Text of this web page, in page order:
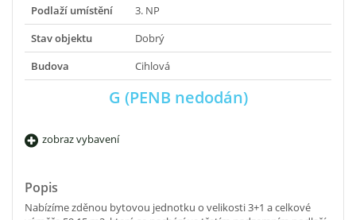
Podlaží umístění
3. NP
Stav objektu
Dobrý
Budova
Cihlová
G (PENB nedodán)
zobraz vybavení
Popis
Nabízíme zděnou bytovou jednotku o velikosti 3+1 a celkové